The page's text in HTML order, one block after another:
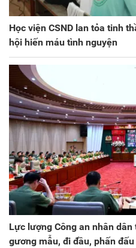
Học viện CSND lan tỏa tinh
hội hiến máu tình nguyện
Lực lượng Công an nhân
gương mẫu, đi đầu, phấn